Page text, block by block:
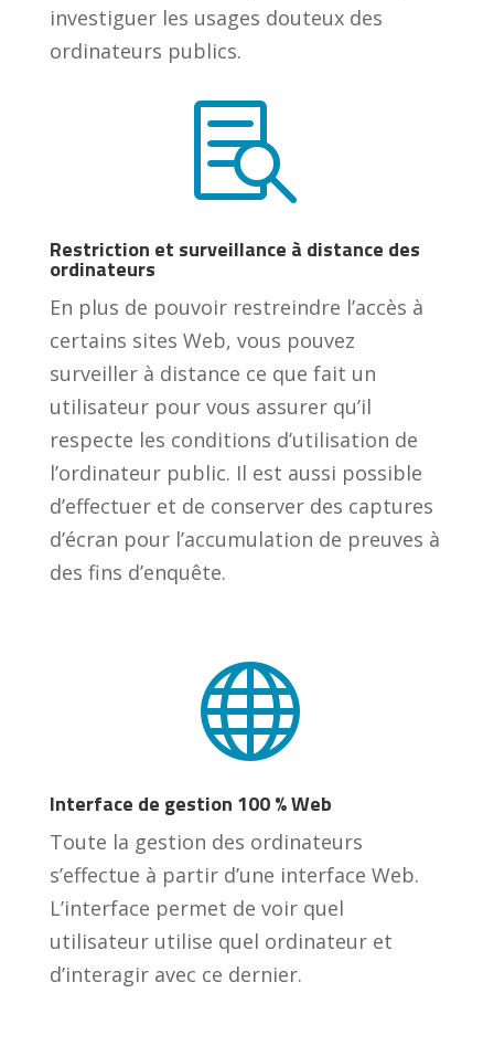
investiguer les usages douteux des
ordinateurs publics.

Restriction et surveillance à distance des
ordinateurs
En plus de pouvoir restreindre l’accès à
certains sites Web, vous pouvez
surveiller à distance ce que fait un
utilisateur pour vous assurer qu’il
respecte les conditions d’utilisation de
l’ordinateur public. Il est aussi possible
d’effectuer et de conserver des captures
d’écran pour l’accumulation de preuves à
des fins d’enquête.

Interface de gestion 100 % Web
Toute la gestion des ordinateurs
s’effectue à partir d’une interface Web.
L’interface permet de voir quel
utilisateur utilise quel ordinateur et
d’interagir avec ce dernier.